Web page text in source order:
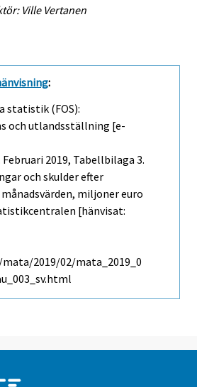
Ville Vertanen
:
statistik (FOS):
och utlandsställning [e-
Februari 2019, Tabellbilaga 3.
och skulder efter
miljoner euro
[hänvisat:
2019/02/mata_2019_0